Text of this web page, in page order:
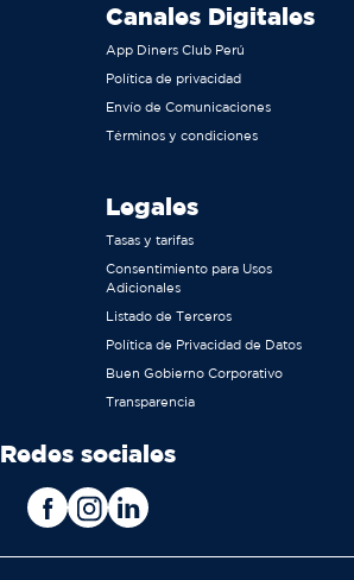
Canales Digitales
App Diners Club Perú
Política de privacidad
Envío de Comunicaciones
Términos y condiciones
Legales
Tasas y tarifas
Consentimiento para Usos
Adicionales
Listado de Terceros
Política de Privacidad de Datos
Buen Gobierno Corporativo
Transparencia
Redes sociales